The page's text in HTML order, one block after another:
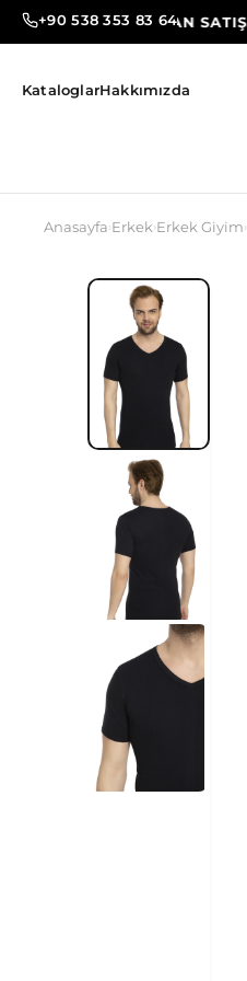
+90 538 353 83 64
SATIŞ TOPTAN SATIŞ
KataloglarHakkımızda
Anasayfa›Erkek›Erkek Giyim›